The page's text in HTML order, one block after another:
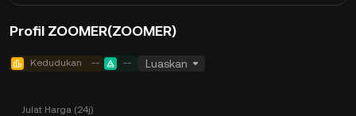
Profil ZOOMER(ZOOMER)
Kedudukan -- -- Luaskan
Julat Harga (24j)